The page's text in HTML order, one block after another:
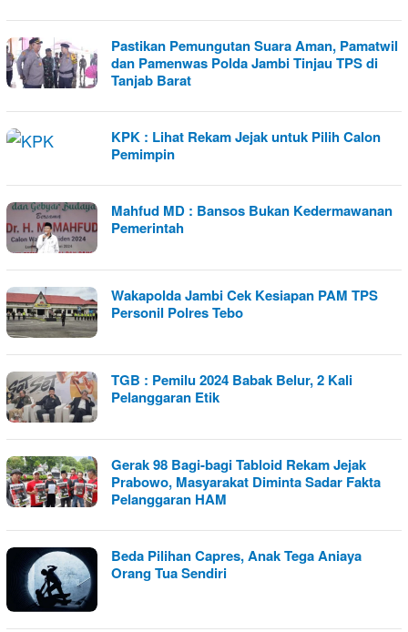
Pastikan Pemungutan Suara Aman, Pamatwil
dan Pamenwas Polda Jambi Tinjau TPS di
Tanjab Barat
KPK : Lihat Rekam Jejak untuk Pilih Calon
Pemimpin
Mahfud MD : Bansos Bukan Kedermawanan
Pemerintah
Wakapolda Jambi Cek Kesiapan PAM TPS
Personil Polres Tebo
TGB : Pemilu 2024 Babak Belur, 2 Kali
Pelanggaran Etik
Gerak 98 Bagi-bagi Tabloid Rekam Jejak
Prabowo, Masyarakat Diminta Sadar Fakta
Pelanggaran HAM
Beda Pilihan Capres, Anak Tega Aniaya
Orang Tua Sendiri